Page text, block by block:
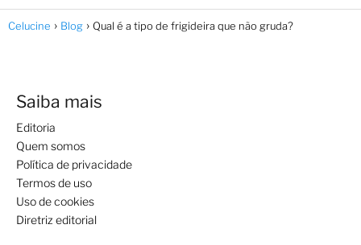
Celucine Blog Qual é a tipo de frigideira que não gruda?
Saiba mais
Editoria
Quem somos
Política de privacidade
Termos de uso
Uso de cookies
Diretriz editorial